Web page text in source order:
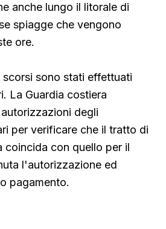
anche lungo il litorale di
spiagge che vengono
ore.
sono stati effettuati
La Guardia costiera
degli
per verificare che il tratto di
coincida con quello per il
l'autorizzazione ed
pagamento.